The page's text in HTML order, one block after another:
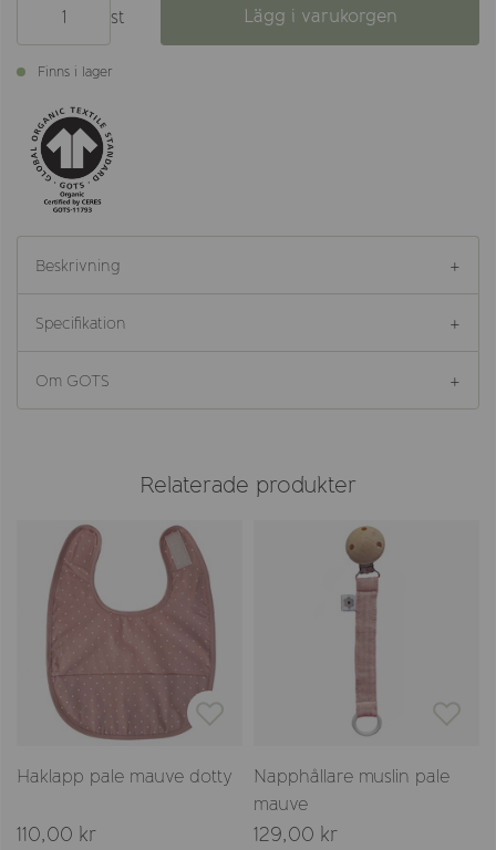
st Lägg i varukorgen
Finns i lager
Beskrivning
Specifikation
Om GOTS
Relaterade produkter
Haklapp pale mauve dotty
110,00 kr
Napphållare muslin pale
mauve
129,00 kr